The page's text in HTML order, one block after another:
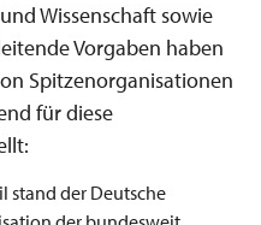
Wissenschaft sowie
Vorgaben haben
Spitzenorganisationen
für diese
stand der Deutsche